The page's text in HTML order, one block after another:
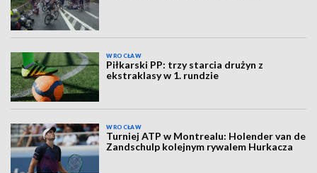
WROCŁAW
Piłkarski PP: trzy starcia drużyn z
ekstraklasy w 1. rundzie
WROCŁAW
Turniej ATP w Montrealu: Holender van de
Zandschulp kolejnym rywalem Hurkacza